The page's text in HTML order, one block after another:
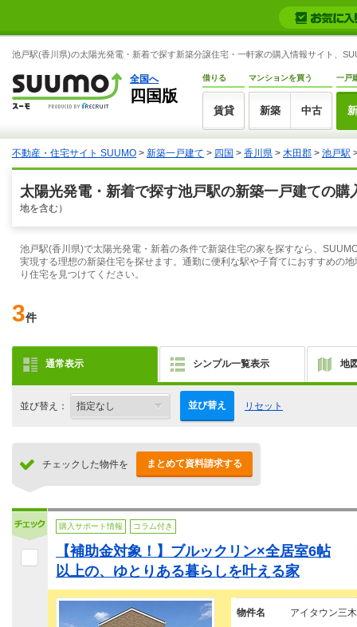
池戸駅(香川県)の太陽光発電・新着で探す新築分譲住宅・一軒家の購入情報サイト、
全国へ
四国版
借りる
賃貸
マンションを買う
新築 中古
一戸
不動産・住宅サイト SUUMO > 新築一戸建て > 四国 > 香川県 > 木田郡 > 池戸駅
太陽光発電・新着で探す池戸駅の新築一戸建ての購
地を含む）
池戸駅(香川県)で太陽光発電・新着の条件で新築住宅の家を探すなら、
実現する理想の新築住宅を探せます。通勤に便利な駅や子育てにおすすめの
り住宅を見つけてください。
3件
通常表示 シンプル一覧表示 地
並び替え： 並び替え リセット
チェックした物件を まとめて資料請求する
購入サポート情報 コラム付き
【補助金対象！】ブルックリン×全居室6帖
以上の、ゆとりある暮らしを叶える家
物件名 アイタウン三